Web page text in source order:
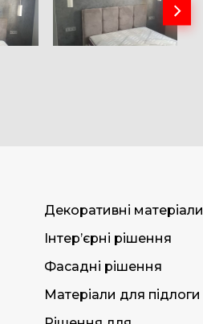
Декоративні матеріали
Інтер’єрні рішення
Фасадні рішення
Матеріали для підлоги